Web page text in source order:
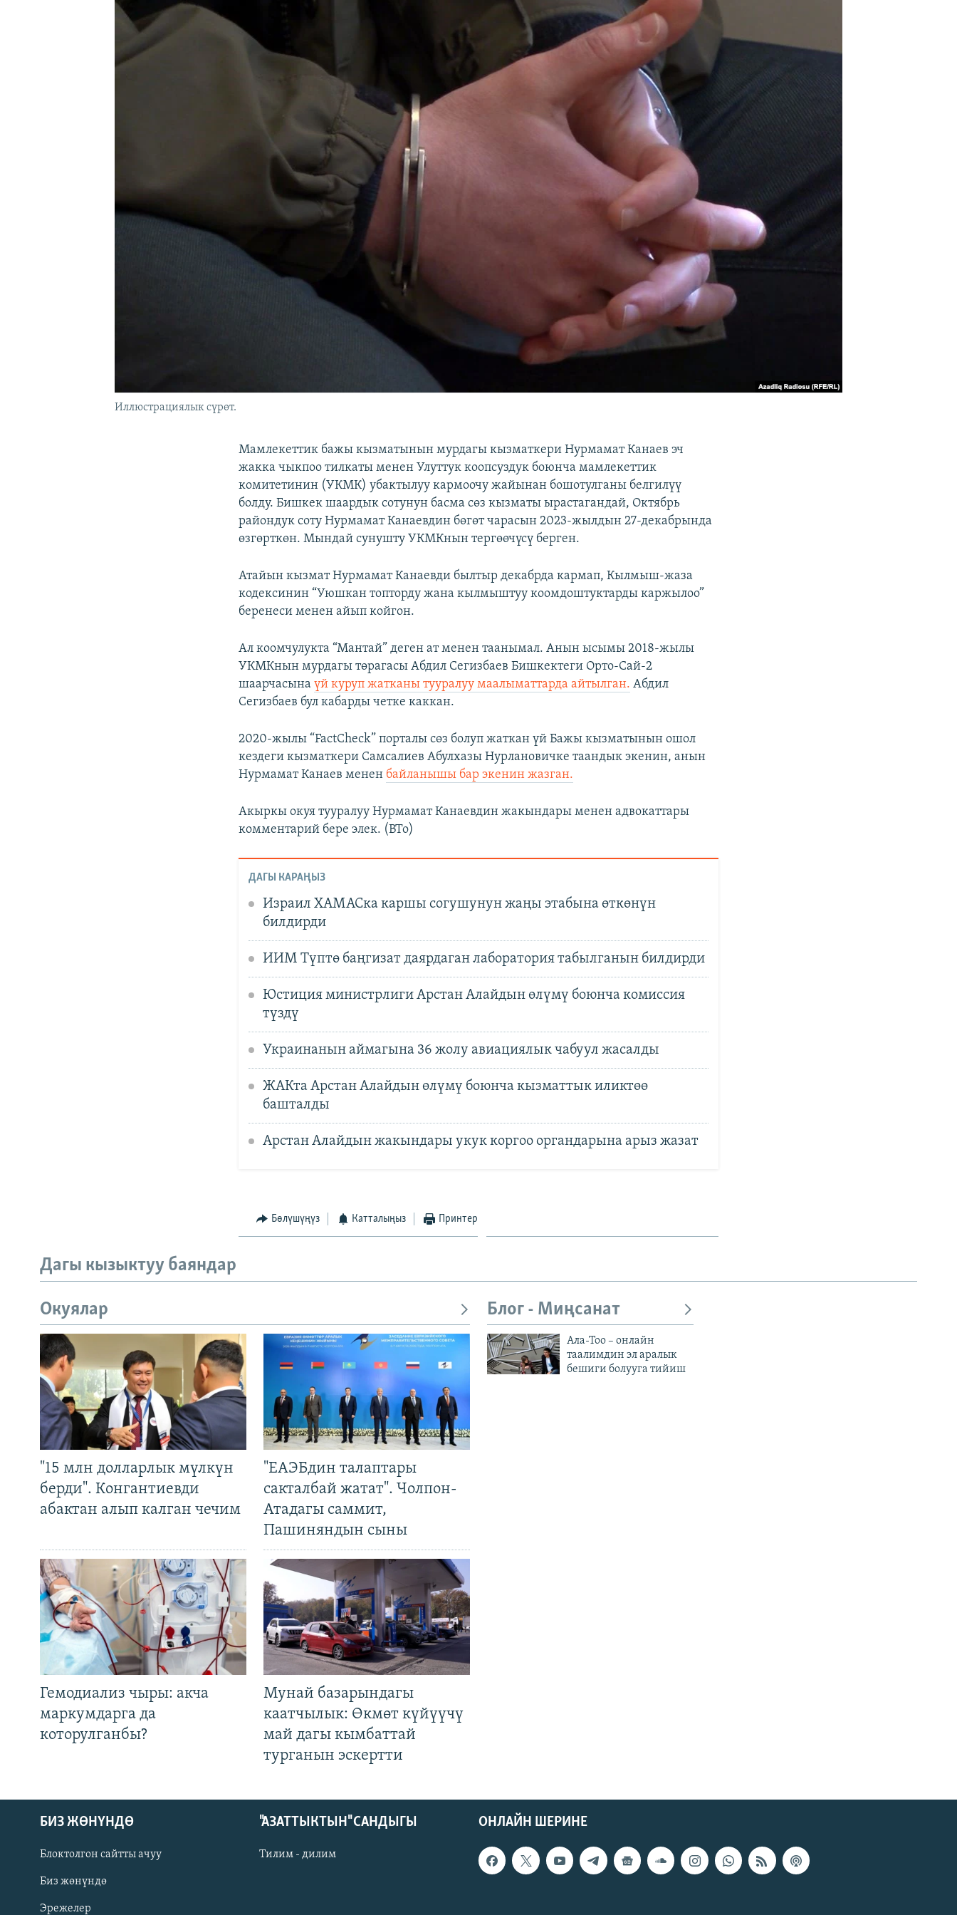
Русский
Иллюстрациялык сүрөт.
Мамлекеттик бажы кызматынын мурдагы кызматкери Нурмамат Канаев эч
жакка чыкпоо тилкаты менен Улуттук коопсуздук боюнча мамлекеттик
комитетинин (УКМК) убактылуу кармоочу жайынан бошотулганы белгилүү
болду. Бишкек шаардык сотунун басма сөз кызматы ырастагандай, Октябрь
райондук соту Нурмамат Канаевдин бөгөт чарасын 2023-жылдын 27-декабрында
өзгөрткөн. Мындай сунушту УКМКнын тергөөчүсү берген.
Атайын кызмат Нурмамат Канаевди былтыр декабрда кармап, Кылмыш-жаза
кодексинин “Уюшкан топторду жана кылмыштуу коомдоштуктарды каржылоо”
беренеси менен айып койгон.
Ал коомчулукта “Мантай” деген ат менен таанымал. Анын ысымы 2018-жылы
УКМКнын мурдагы төрагасы Абдил Сегизбаев Бишкектеги Орто-Сай-2
шаарчасынаүй куруп жатканы тууралуу маалыматтарда айтылган. Абдил
Сегизбаев бул кабарды четке каккан.
2020-жылы “FactCheck” порталы сөз болуп жаткан үй Бажы кызматынын ошол
кездеги кызматкери Самсалиев Абулхазы Нурлановичке таандык экенин, анын
Нурмамат Канаев менен байланышы бар экенин жазган.
Акыркы окуя тууралуу Нурмамат Канаевдин жакындары менен адвокаттары
комментарий бере элек. (BTo)
ДАГЫ КАРАҢЫЗ
Израил ХАМАСка каршы согушунун жаңы этабына өткөнүн
билдирди
ИИМ Түптө баңгизат даярдаган лаборатория табылганын билдирди
Юстиция министрлиги Арстан Алайдын өлүмү боюнча комиссия
түздү
Украинанын аймагына 36 жолу авиациялык чабуул жасалды
ЖАКта Арстан Алайдын өлүмү боюнча кызматтык иликтөө
башталды
Арстан Алайдын жакындары укук коргоо органдарына арыз жазат
Бөлүшүңүз Катталыңыз Принтер
Дагы кызыктуу баяндар
Окуялар
"15 млн долларлык мүлкүн
берди". Конгантиевди
абактан алып калган чечим
"ЕАЭБдин талаптары
сакталбай жатат". Чолпон-
Атадагы саммит,
Пашиняндын сыны
Гемодиализ чыры: акча
маркумдарга да
которулганбы?
Мунай базарындагы
каатчылык: Өкмөт күйүүчү
май дагы кымбаттай
турганын эскертти
Блог - Миңсанат
Ала-Тоо – онлайн
таалимдин эл аралык
бешиги болууга тийиш
ОНЛАЙН ШЕРИНЕ
БИЗ ЖӨНҮНДӨ
Блоктолгон сайтты ачуу
Биз жөнүндө
Эрежелер
"АЗАТТЫКТЫН" САНДЫГЫ
Тилим - дилим